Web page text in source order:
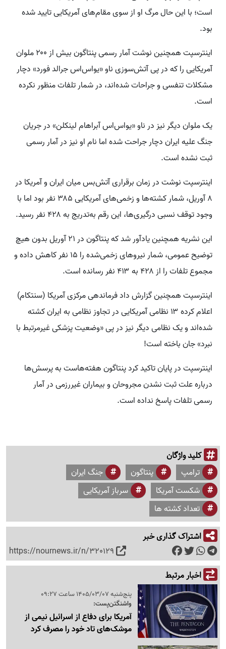
است؛ با این حال مرگ او از سوی مقام‌های آمریکایی تایید شده
بود.
اینترسپت همچنین نوشت آمار رسمی پنتاگون بیش از ۲۰۰ ملوان
آمریکایی را که در پی آتش‌سوزی ناو «یواس‌اس جرالد فورد» دچار
مشکلات تنفسی و جراحات شده‌اند، در شمار تلفات منظور نکرده
است.
یک ملوان دیگر نیز در ناو «یواس‌اس آبراهام لینکلن» در جریان
جنگ علیه ایران دچار جراحت شده اما نام او نیز در آمار رسمی
ثبت نشده است.
اینترسپت نوشت در زمان برقراری آتش‌بس میان ایران و آمریکا در
۸ آوریل، شمار کشته‌ها و زخمی‌های آمریکایی ۳۸۵ نفر بود اما با
وجود توقف نسبی درگیری‌ها، این رقم به‌تدریج به ۴۲۸ نفر رسید.
این نشریه همچنین یادآور شد که پنتاگون در ۲۱ آوریل بدون هیچ
توضیح عمومی، شمار نیروهای زخمی‌شده را ۱۵ نفر کاهش داده و
مجموع تلفات را از ۴۲۸ به ۴۱۳ نفر رسانده است.
اینترسپت همچنین گزارش داد فرماندهی مرکزی آمریکا (سنتکام)
اعلام کرده ۱۳ نظامی آمریکایی در تجاوز نظامی به ایران کشته
شده‌اند و یک نظامی دیگر نیز در پی «وضعیت پزشکی غیرمرتبط با
نبرد» جان باخته است!
اینترسپت در پایان تاکید کرد پنتاگون هفته‌هاست به پرسش‌ها
درباره علت ثبت نشدن مجروحان و بیماران غیررزمی در آمار
رسمی تلفات پاسخ نداده است.
کلید واژگان
ترامپ پنتاگون
جنگ ایران
شکست آمریکا
سرباز آمریکایی
تعداد کشته ها
اشتراک گذاری خبر
https://nournews.ir/n/320129
اخبار مرتبط
پنج‌شنبه 1405/03/07 ساعت 09:27
واشنگتن‌پست:
آمریکا برای دفاع از اسرائیل نیمی از
موشک‌های تاد خود را مصرف کرد